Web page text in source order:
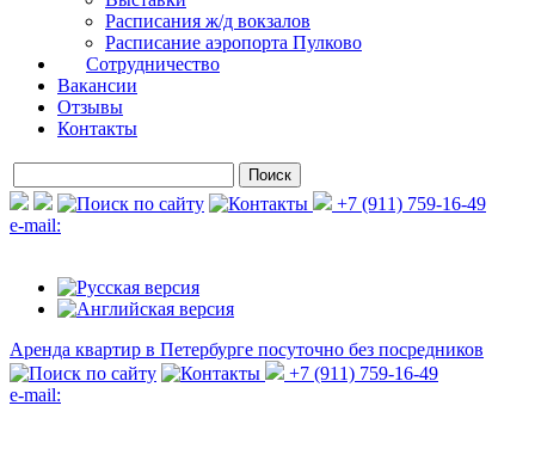
Расписания ж/д вокзалов
Расписание аэропорта Пулково
Сотрудничество
Вакансии
Отзывы
Контакты
+7 (911) 759-16-49
e-mail:
Аренда квартир в Петербурге посуточно без посредников
+7 (911) 759-16-49
e-mail: